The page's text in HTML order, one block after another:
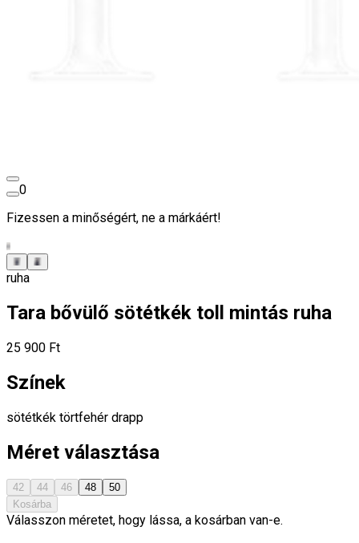
0
Fizessen a minőségért, ne a márkáért!
ruha
Tara bővülő sötétkék toll mintás ruha
25 900 Ft
Színek
sötétkék törtfehér drapp
Méret választása
42 44 46 48
50
Kosárba
Válasszon méretet, hogy lássa, a kosárban van-e.